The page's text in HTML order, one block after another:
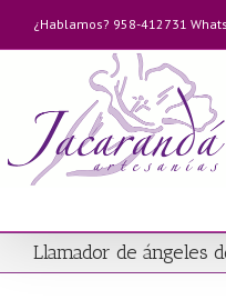
contenido
¿Hablamos? 958-412731
Llamador de ángeles